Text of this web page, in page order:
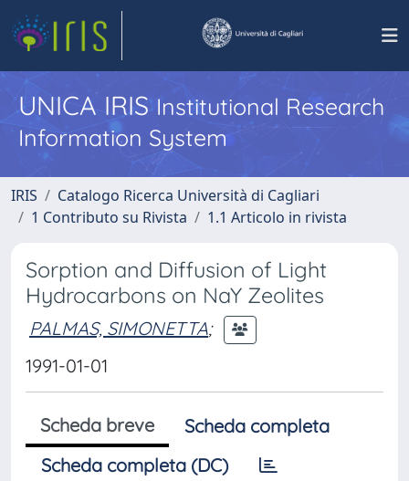
UNICA IRISInstitutional Research
Information System
IRIS
Catalogo Ricerca Università di Cagliari
1 Contributo su Rivista
1.1 Articolo in rivista
Sorption and Diffusion of Light
Hydrocarbons on NaY Zeolites
PALMAS, SIMONETTA;
1991-01-01
Scheda breve
Scheda completa
Scheda completa (DC)